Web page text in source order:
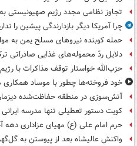
تجاوز نظامی مجدد رژیم صهیونیستی
چرا آمریکا دیگر بازدارندگی پیشین را
حمله کوبنده نیروهای مسلح یمن به
دلایل ردّ محموله‌های غذایی صادراتی
حزب‌الله خواستار توقف مذاکرات با
خود فروخته‌ها چطور با موساد همکاری
آتش‌سوزی در منطقه حفاظت‌شده
کویت دستور تعطیلی تنها مدرسه ایرانی
حرم امام علی (ع) مهیای عزاداری
واکنش عالیشاه بعد از پیوستن به